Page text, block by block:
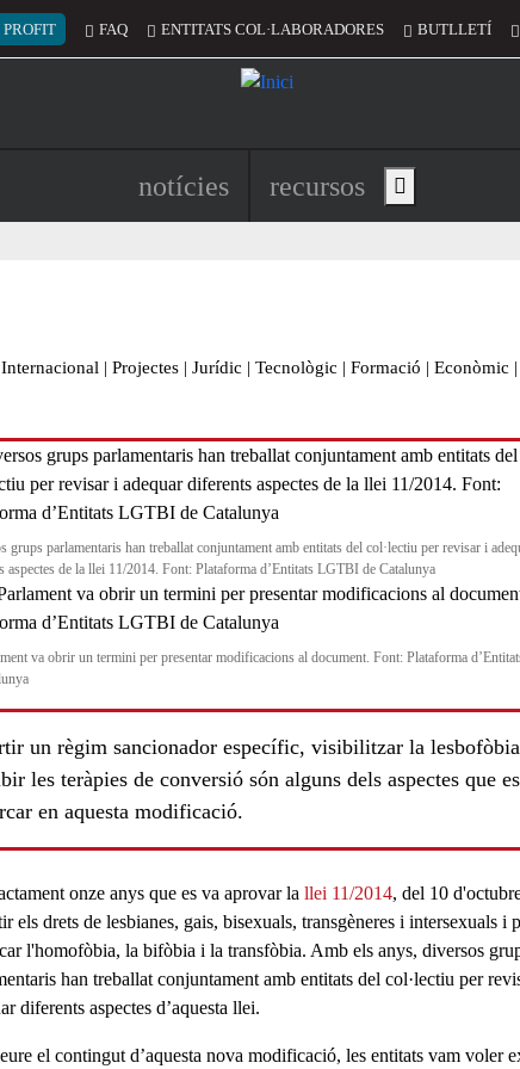
del compte d'usuari
PROFIT FAQ ENTITATS COL·LABORADORES BUTLLETÍ
Navegació principal de
notícies recursos Show main menu
Internacional | Projectes | Jurídic | Tecnològic | Formació | Econòmic |
grups parlamentaris han treballat conjuntament amb entitats del col·lectiu per revisar i
aspectes de la llei 11/2014. Font: Plataforma d’Entitats LGTBI de Catalunya
va obrir un termini per presentar modificacions al document. Font: Plataforma
un règim sancionador específic, visibilitzar la
les teràpies de conversió són alguns dels aspectes que
en aquesta modificació.
onze anys que es va aprovar la llei 11/2014, del 10
elsdretsdelesbianes, gais, bisexuals, transgèneresi intersexualsi
l'homofòbia, la bifòbia i la transfòbia. Amb els anys, diversos
han treballat conjuntament amb entitats del col·lectiu per
diferents aspectes d’aquesta llei.
el contingut d’aquesta nova modificació, les entitats vam voler